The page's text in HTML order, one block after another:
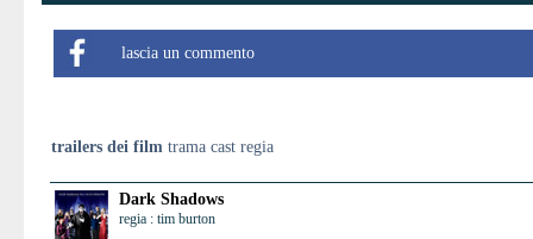
lascia un commento
trailers dei film trama cast regia
Dark Shadows
regia : tim burton